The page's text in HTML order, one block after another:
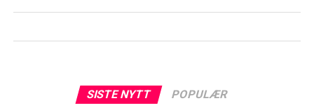
SISTE NYTT POPULÆR